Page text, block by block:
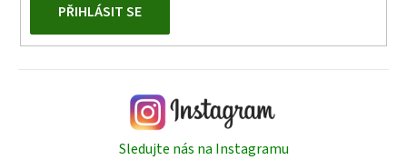
PŘIHLÁSIT SE
Sledujte nás na Instagramu